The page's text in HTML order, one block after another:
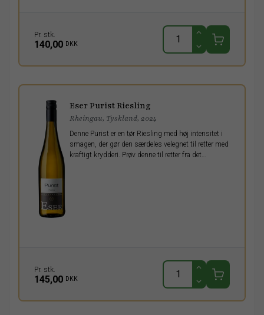
Pr. stk.
140,00 DKK
Eser Purist Riesling
Rheingau, Tyskland, 2024
Denne Purist er en tør Riesling med høj intensitet i
smagen, der gør den særdeles velegnet til retter med
kraftigt krydderi. Prøv denne til retter fra det
Pr. stk.
145,00 DKK